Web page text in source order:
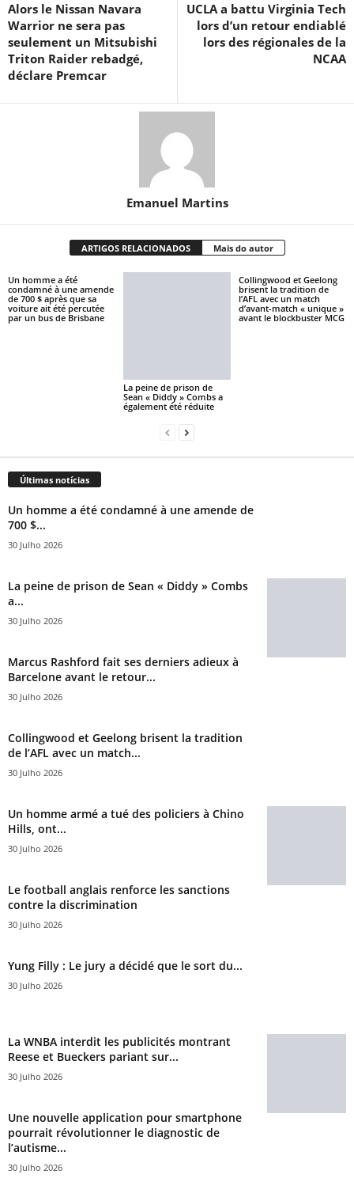
Alors le Nissan Navara
Warrior ne sera pas
seulement un Mitsubishi
Triton Raider rebadgé,
déclare Premcar
UCLA a battu Virginia Tech
lors d’un retour endiablé
lors des régionales de la
NCAA
Emanuel Martins
ARTIGOS RELACIONADOS Mais do autor
Un homme a été
condamné à une amende
de 700 $ après que sa
voiture ait été percutée
par un bus de Brisbane
La peine de prison de
Sean « Diddy » Combs a
également été réduite
Collingwood et Geelong
brisent la tradition de
l’AFL avec un match
d’avant-match « unique »
avant le blockbuster MCG
Últimas notícias
Un homme a été condamné à une amende de
700 $...
30 Julho 2026
La peine de prison de Sean « Diddy » Combs
a...
30 Julho 2026
Marcus Rashford fait ses derniers adieux à
Barcelone avant le retour...
30 Julho 2026
Collingwood et Geelong brisent la tradition
de l’AFL avec un match...
30 Julho 2026
Un homme armé a tué des policiers à Chino
Hills, ont...
30 Julho 2026
Le football anglais renforce les sanctions
contre la discrimination
30 Julho 2026
Yung Filly : Le jury a décidé que le sort du...
30 Julho 2026
La WNBA interdit les publicités montrant
Reese et Bueckers pariant sur...
30 Julho 2026
Une nouvelle application pour smartphone
pourrait révolutionner le diagnostic de
l’autisme...
30 Julho 2026